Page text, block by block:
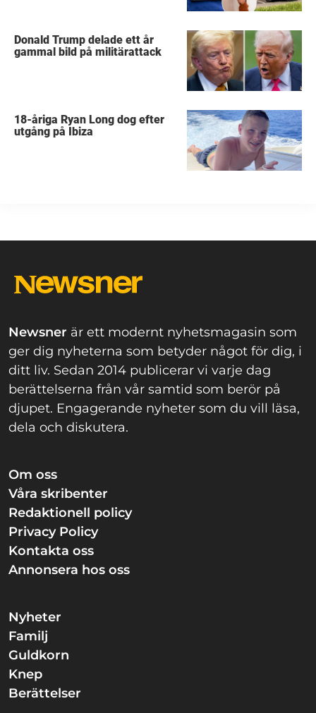
Donald Trump delade ett år
gammal bild på militärattack
18-åriga Ryan Long dog efter
utgång på Ibiza
Newsner är ett modernt nyhetsmagasin som
ger dig nyheterna som betyder något för dig, i
ditt liv. Sedan 2014 publicerar vi varje dag
berättelserna från vår samtid som berör på
djupet. Engagerande nyheter som du vill läsa,
dela och diskutera.
Om oss
Våra skribenter
Redaktionell policy
Privacy Policy
Kontakta oss
Annonsera hos oss
Nyheter
Familj
Guldkorn
Knep
Berättelser